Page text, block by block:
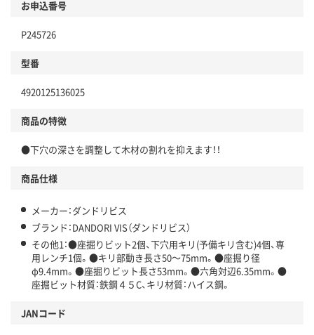
お申込番号
P245726
型番
4920125136025
商品の特徴
●下穴の深さを調整して木材の割れを抑えます！！
商品仕様
メーカー：ダンドリビス
ブランド：DANDORI VIS（ダンドリビス）
その他1：●座掘りビット2個、下穴用キリ(予備キリ含む)4個、専
用レンチ1個。●キリ部動き長さ50～75mm。●座掘り径
φ9.4mm。●座掘りビット長さ53mm。●六角対辺6.35mm。●
座掘ビット材質：鉄鋼４５C、キリ材質：ハイス鋼。
JANコード